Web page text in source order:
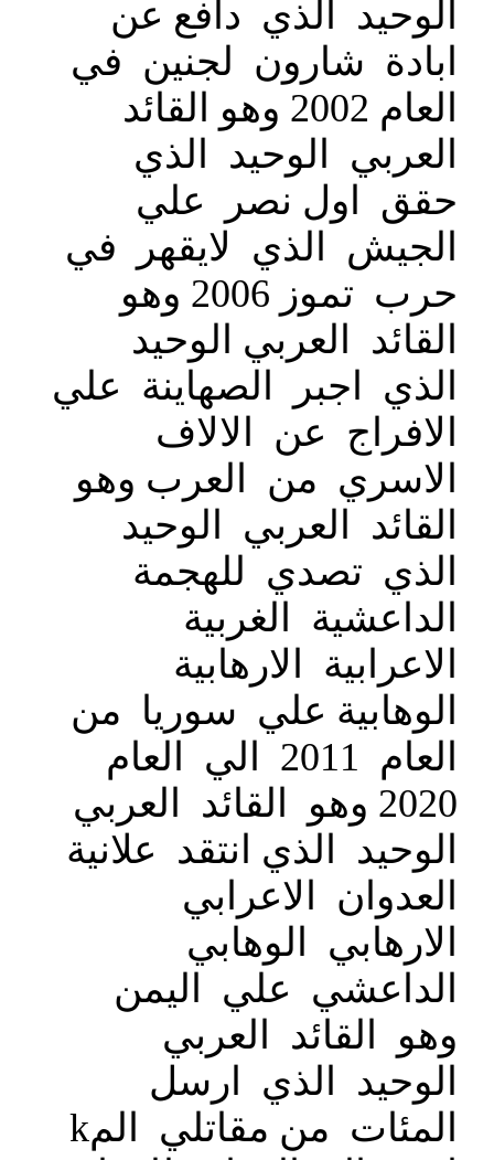
الوحيد الذي دافع عن
ابادة شارون لجنين في
العام 2002 وهو القائد
العربي الوحيد الذي
حقق اول نصر علي
الجيش الذي لايقهر في
حرب تموز 2006 وهو
القائد العربي الوحيد
الذي اجبر الصهاينة علي
الافراج عن الالاف
الاسري من العرب وهو
القائد العربي الوحيد
الذي تصدي للهجمة
الداعشية الغربية
الاعرابية الارهابية
الوهابية علي سوريا من
العام 2011 الي العام
2020 وهو القائد العربي
الوحيد الذي انتقد علانية
العدوان الاعرابي
الارهابي الوهابي
الداعشي علي اليمن
وهو القائد العربي
الوحيد الذي ارسل
المئات من مقاتلي المk